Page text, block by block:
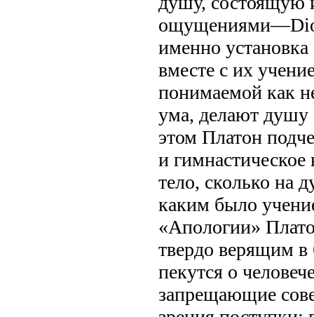
именно
вместе с их
понимаемой как
ума, делают душу
этом Платон
и гимнастическое
тело, сколько на
каким было
«Апологии»
твердо верящим в
пекутся о
запрещающие